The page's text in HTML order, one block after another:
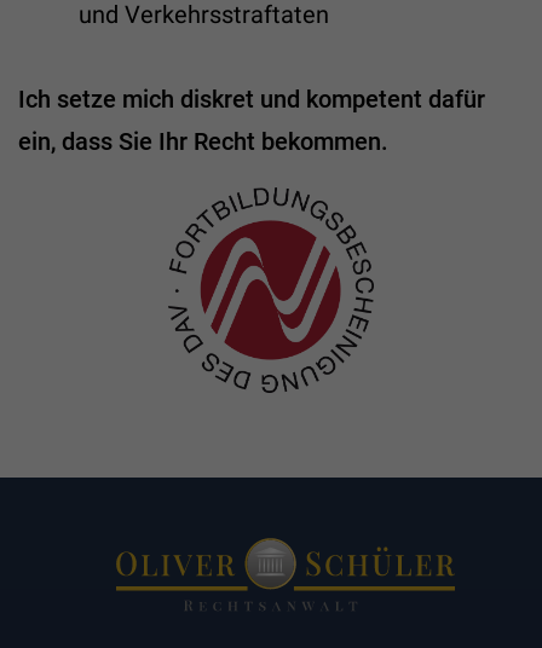
und Verkehrsstraftaten
Ich setze mich diskret und kompetent dafür
ein, dass Sie Ihr Recht bekommen.